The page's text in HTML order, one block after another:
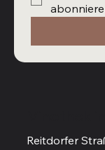
Reitdorfer